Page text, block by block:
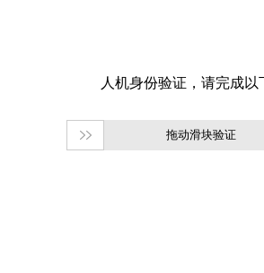
拖动滑块验证